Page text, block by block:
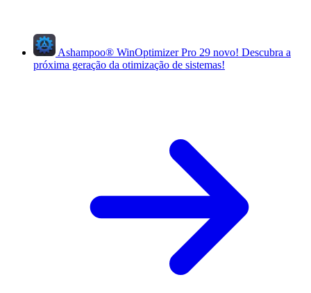
Ashampoo® WinOptimizer Pro 29 novo! Descubra a
próxima geração da otimização de sistemas!